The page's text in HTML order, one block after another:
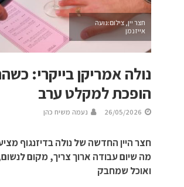
חצר יין, צילום:נועה
אייזנמן
נולה אמריקן בייקרי:
הופכת למקלט ערב
26/05/2026 נעמה משיח כהן
חצר היין החדשה של נולה בדיזנגוף
מה שיום עבודה ארוך צריך, מקום לנשום,
ואוכל שמחבק